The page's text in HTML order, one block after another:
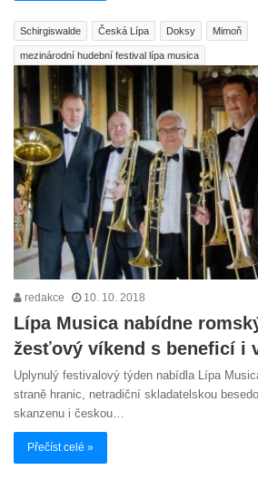
Schirgiswalde Česká Lípa Doksy Mimoň
mezinárodní hudební festival lípa musica
redakce 10. 10. 2018
Lípa Musica nabídne
žesťový víkend s beneficí i
Uplynulý festivalový týden nabídla Lípa
straně hranic, netradiční skladatelskou
skanzenu i českou…
Přečíst celé »